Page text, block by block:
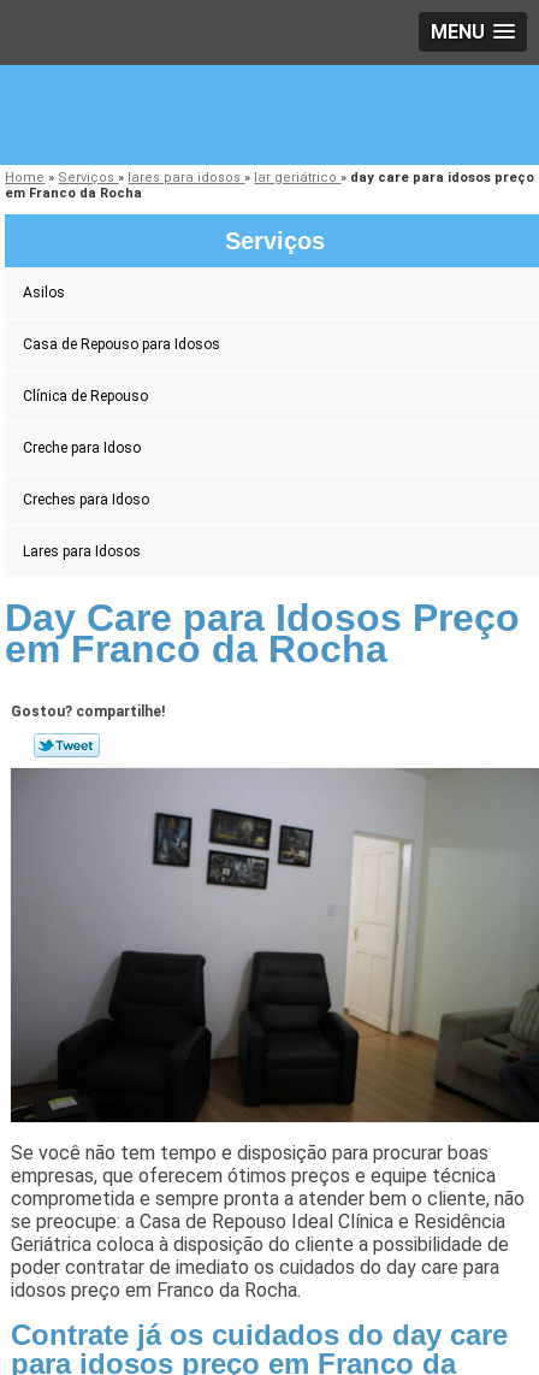
MENU
Home » Serviços» lares para idosos» lar geriátrico» day care para idosos preço
em Franco da Rocha
Serviços
Asilos
Casa de Repouso para Idosos
Clínica de Repouso
Creche para Idoso
Creches para Idoso
Lares para Idosos
Day Care para Idosos Preço
em Franco da Rocha
Gostou? compartilhe!
Se você não tem tempo e disposição para procurar boas
empresas, que oferecem ótimos preços e equipe técnica
comprometida e sempre pronta a atender bem o cliente, não
se preocupe: a Casa de Repouso Ideal Clínica e Residência
Geriátrica coloca à disposição do cliente a possibilidade de
poder contratar de imediato os cuidados do day care para
idosos preço em Franco da Rocha.
Contrate já os cuidados do day care
para idosos preço em Franco da